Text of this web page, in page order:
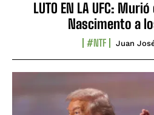
LUTO EN LA UFC:
Nascimento a
#NTF Juan